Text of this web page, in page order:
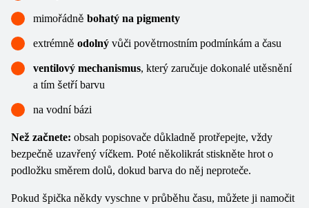
mimořádně bohatý na pigmenty
extrémně odolný vůči povětrnostním podmínkám a času
ventilový mechanismus, který zaručuje dokonalé utěsnění
a tím šetří barvu
na vodní bázi
Než začnete: obsah popisovače důkladně protřepejte, vždy
bezpečně uzavřený víčkem. Poté několikrát stiskněte hrot o
podložku směrem dolů, dokud barva do něj neproteče.
Pokud špička někdy vyschne v průběhu času, můžete ji namočit